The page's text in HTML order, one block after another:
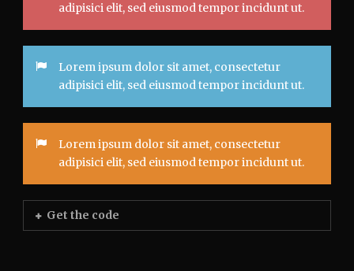
adipisici elit, sed eiusmod tempor incidunt ut.
Lorem ipsum dolor sit amet, consectetur
adipisici elit, sed eiusmod tempor incidunt ut.
Lorem ipsum dolor sit amet, consectetur
adipisici elit, sed eiusmod tempor incidunt ut.
Get the code